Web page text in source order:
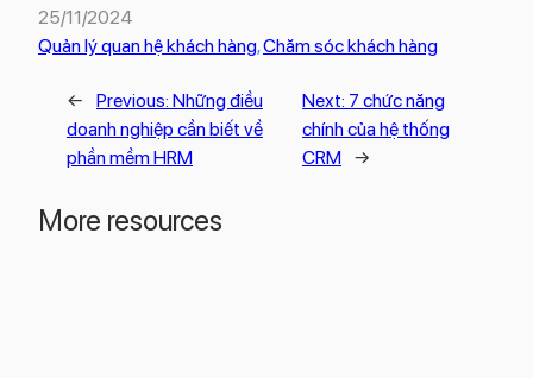
25/11/2024
Quản lý quan hệ khách hàng, Chăm sóc khách hàng
← Previous: Những điều
doanh nghiệp cần biết về
phần mềm HRM
Next: 7 chức năng
chính của hệ thống
CRM →
More resources